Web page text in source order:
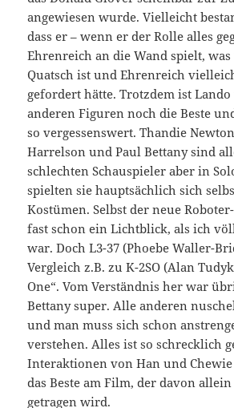
angewiesen wurde. Vielleicht
dass er – wenn er der Rolle alles
Ehrenreich an die Wand spielt,
Quatsch ist und Ehrenreich
gefordert hätte. Trotzdem ist Lando
anderen Figuren noch die Beste
so vergessenswert. Thandie
Harrelson und Paul Bettany sind
schlechten Schauspieler aber in
spielten sie hauptsächlich sich
Kostümen. Selbst der neue
fast schon ein Lichtblick, als ich
war. Doch L3-37 (Phoebe Waller-
Vergleich z.B. zu K-2SO (Alan
One“. Vom Verständnis her war
Bettany super. Alle anderen
und man muss sich schon
verstehen. Alles ist so schrecklich
Interaktionen von Han und
das Beste am Film, der davon
getragen wird.